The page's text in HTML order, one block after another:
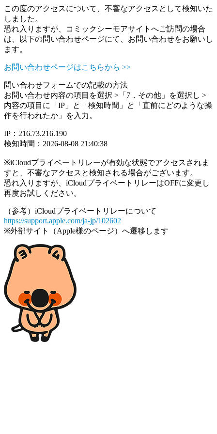
この度のアクセスについて、不審なアクセスとして検知いた
しました。
恐れ入りますが、コミックシーモアサイトへご訪問の場合
は、以下の問い合わせページにて、お問い合わせをお願いし
ます。
お問い合わせページはこちらから >>
問い合わせフォームでの記載の方法
お問い合わせ内容の項目を選択 >「7．その他」を選択し >
内容の項目に「IP」と「検知時間」と「直前にどのような操
作を行われたか」を入力。
IP：216.73.216.190
検知時間：2026-08-08 21:40:38
※iCloudプライベートリレーが有効な状態でアクセスされま
すと、不審なアクセスと検知される場合がございます。
恐れ入りますが、iCloudプライベートリレーはOFFに変更し
再度お試しください。
（参考）iCloudプライベートリレーについて
https://support.apple.com/ja-jp/102602
※外部サイト（Apple様のページ）へ遷移します